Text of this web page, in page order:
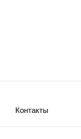
Контакты